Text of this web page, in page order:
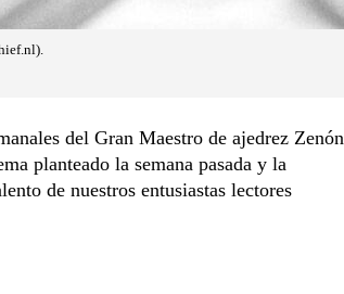
del Gran Maestro de ajedrez Zenón
planteado la semana pasada y la
de nuestros entusiastas lectores